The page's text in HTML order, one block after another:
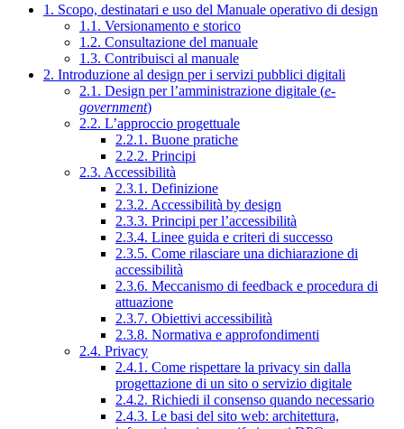
1. Scopo, destinatari e uso del Manuale operativo di design
1.1. Versionamento e storico
1.2. Consultazione del manuale
1.3. Contribuisci al manuale
2. Introduzione al design per i servizi pubblici digitali
2.1. Design per l’amministrazione digitale (e-
government)
2.2. L’approccio progettuale
2.2.1. Buone pratiche
2.2.2. Principi
2.3. Accessibilità
2.3.1. Definizione
2.3.2. Accessibilità by design
2.3.3. Principi per l’accessibilità
2.3.4. Linee guida e criteri di successo
2.3.5. Come rilasciare una dichiarazione di
accessibilità
2.3.6. Meccanismo di feedback e procedura di
attuazione
2.3.7. Obiettivi accessibilità
2.3.8. Normativa e approfondimenti
2.4. Privacy
2.4.1. Come rispettare la privacy sin dalla
progettazione di un sito o servizio digitale
2.4.2. Richiedi il consenso quando necessario
2.4.3. Le basi del sito web: architettura,